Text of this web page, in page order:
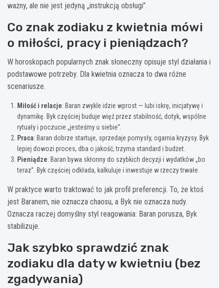
ważny, ale nie jest jedyną „instrukcją obsługi”.
Co znak zodiaku z kwietnia mówi
o miłości, pracy i pieniądzach?
W horoskopach popularnych znak słoneczny opisuje styl działania i
podstawowe potrzeby. Dla kwietnia oznacza to dwa różne
scenariusze.
Miłość i relacje: Baran zwykle idzie wprost — lubi iskrę, inicjatywę i
dynamikę. Byk częściej buduje więź przez stabilność, dotyk, wspólne
rytuały i poczucie „jesteśmy u siebie”.
Praca: Baran dobrze startuje, sprzedaje pomysły, ogarnia kryzysy. Byk
lepiej dowozi proces, dba o jakość, trzyma standard i budżet.
Pieniądze: Baran bywa skłonny do szybkich decyzji i wydatków „bo
teraz”. Byk częściej odkłada, kalkuluje i inwestuje w rzeczy trwałe.
W praktyce warto traktować to jak profil preferencji. To, że ktoś
jest Baranem, nie oznacza chaosu, a Byk nie oznacza nudy.
Oznacza raczej domyślny styl reagowania: Baran porusza, Byk
stabilizuje.
Jak szybko sprawdzić znak
zodiaku dla daty w kwietniu (bez
zgadywania)